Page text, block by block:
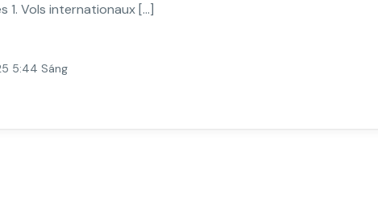
1. Vols internationaux […]
5:44 Sáng